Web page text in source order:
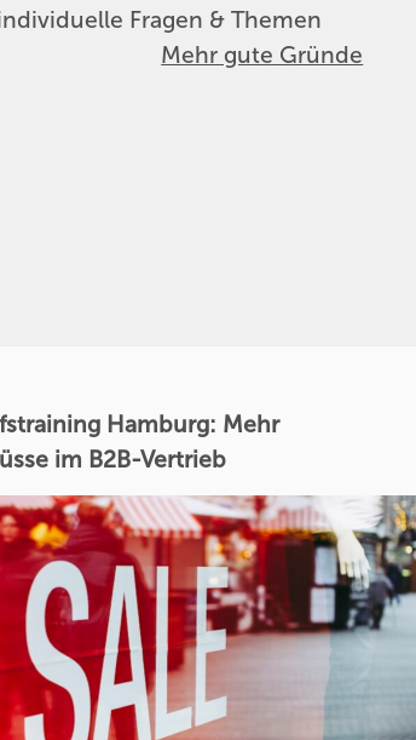
Fragen & Themen
Mehr gute Gründe
Hamburg: Mehr
im B2B-Vertrieb